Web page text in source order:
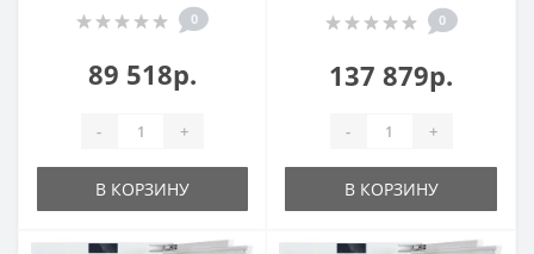
0
89 518р.
- +
В КОРЗИНУ
0
137 879р.
- +
В КОРЗИНУ